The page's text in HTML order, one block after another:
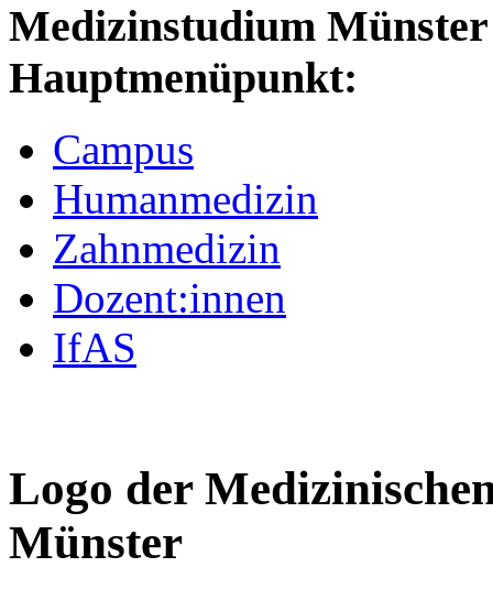
Medizinstudium
Hauptmenüpunkt:
Campus
Humanmedizin
Zahnmedizin
Dozent:innen
IfAS
Logo der
Münster